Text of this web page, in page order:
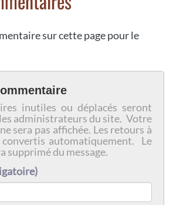
sur cette page pour le
inutiles ou déplacés seront
administrateurs du site. Votre
sera pas affichée. Les retours à
automatiquement. Le
supprimé du message.